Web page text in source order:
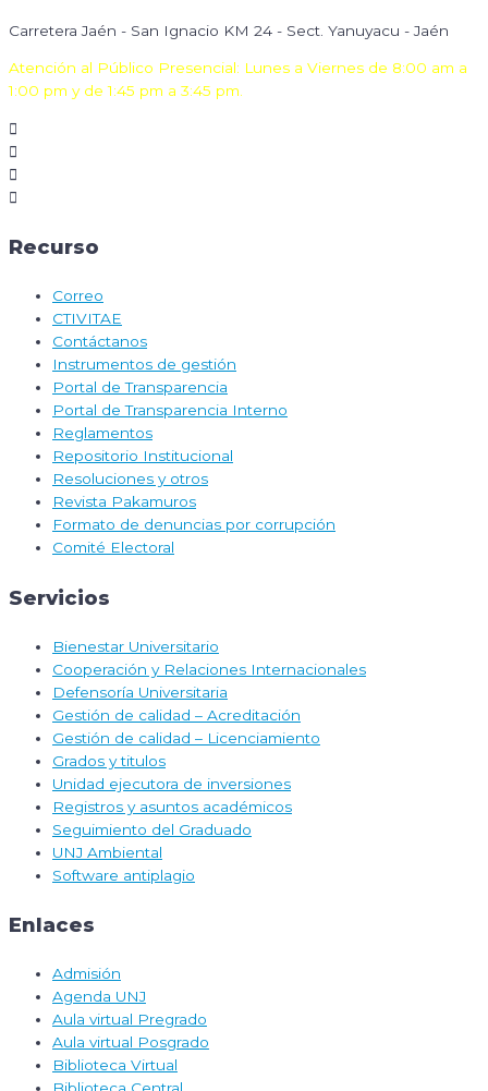
Carretera Jaén - San Ignacio KM 24 - Sect. Yanuyacu - Jaén
Atención al Público Presencial: Lunes a Viernes de 8:00 am a
1:00 pm y de 1:45 pm a 3:45 pm.
Recurso
Correo
CTIVITAE
Contáctanos
Instrumentos de gestión
Portal de Transparencia
Portal de Transparencia Interno
Reglamentos
Repositorio Institucional
Resoluciones y otros
Revista Pakamuros
Formato de denuncias por corrupción
Comité Electoral
Servicios
Bienestar Universitario
Cooperación y Relaciones Internacionales
Defensoría Universitaria
Gestión de calidad – Acreditación
Gestión de calidad – Licenciamiento
Grados y titulos
Unidad ejecutora de inversiones
Registros y asuntos académicos
Seguimiento del Graduado
UNJ Ambiental
Software antiplagio
Enlaces
Admisión
Agenda UNJ
Aula virtual Pregrado
Aula virtual Posgrado
Biblioteca Virtual